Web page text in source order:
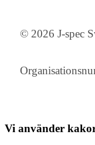
© 2026 J-spec
Vi använder